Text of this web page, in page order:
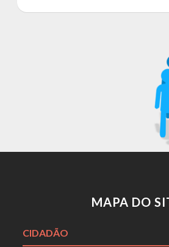
MAPA DO
CIDADÃO